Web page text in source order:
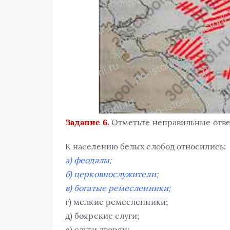
Задание 6. Отметьте неправильные
К населению белых слобод относились:
а) феодалы;
б) церковнослужители;
в) богатые ремесленники;
г) мелкие ремесленники;
д) боярские слуги;